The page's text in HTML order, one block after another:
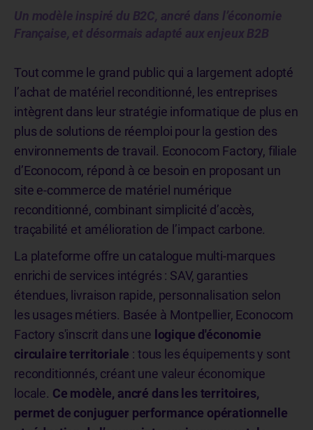
Un modèle inspiré du B2C, ancré dans l’économie
Française, et désormais adapté aux enjeux B2B
Tout comme le grand public qui a largement adopté
l’achat de matériel reconditionné, les entreprises
intègrent dans leur stratégie informatique de plus en
plus de solutions de réemploi pour la gestion des
environnements de travail. Econocom Factory, filiale
d’Econocom, répond à ce besoin en proposant un
site e-commerce de matériel numérique
reconditionné, combinant simplicité d’accès,
traçabilité et amélioration de l’impact carbone.
La plateforme offre un catalogue multi-marques
enrichi de services intégrés : SAV, garanties
étendues, livraison rapide, personnalisation selon
les usages métiers. Basée à Montpellier, Econocom
Factory s'inscrit dans une logique d'économie
circulaire territoriale : tous les équipements y sont
reconditionnés, créant une valeur économique
locale. Ce modèle, ancré dans les territoires,
permet de conjuguer performance opérationnelle